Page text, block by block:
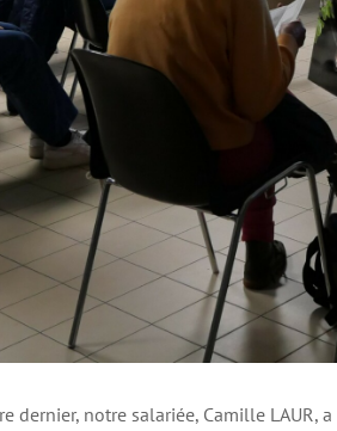
dernier, notre salariée, Camille